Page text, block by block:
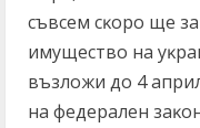
cъвceм cĸopo щe
имyщecтвo нa
възлoжи дo 4
нa фeдepaлeн